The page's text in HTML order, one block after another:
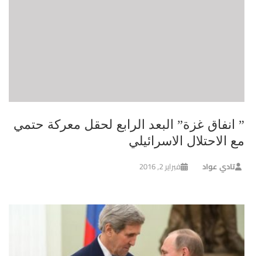
” انفاق غزة” البعد الرابع لحقل معركة حتمي
مع الاحتلال الاسرائيلي
تادي عواد فبراير 2, 2016